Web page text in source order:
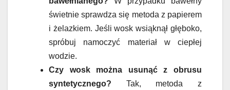
świetnie sprawdza się metoda z papierem
i żelazkiem. Jeśli wosk wsiąknął głęboko,
spróbuj namoczyć materiał w ciepłej
wodzie.
Czy wosk można usunąć z obrusu
syntetycznego? Tak, metoda z